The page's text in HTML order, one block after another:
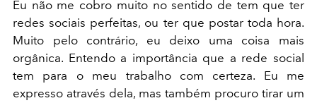
Eu não me cobro muito no sentido de tem que ter
redes sociais perfeitas, ou ter que postar toda hora.
Muito pelo contrário, eu deixo uma coisa mais
orgânica. Entendo a importância que a rede social
tem para o meu trabalho com certeza. Eu me
expresso através dela, mas também procuro tirar um